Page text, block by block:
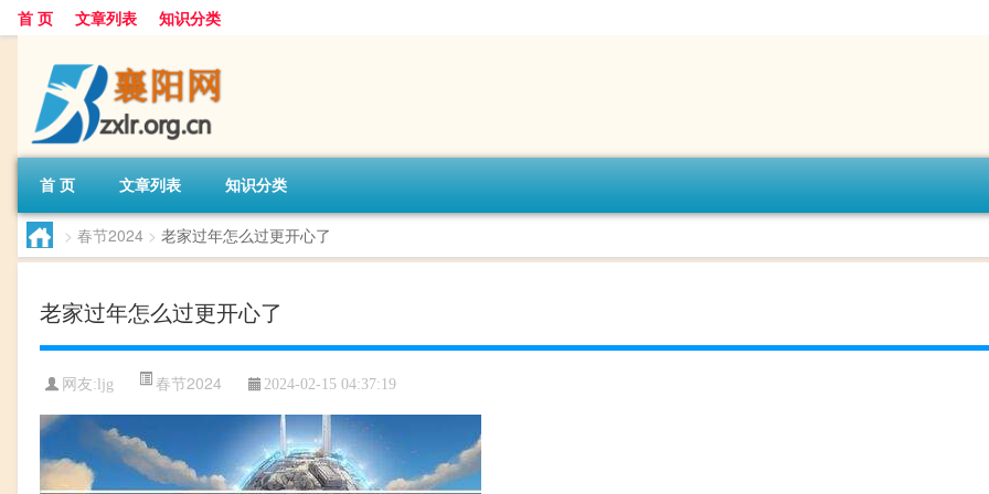
首 页 文章列表 知识分类
首 页 文章列表 知识分类
> 春节2024 > 老家过年怎么过更开心了
老家过年怎么过更开心了
网友: ljg 春节2024 2024-02-15 04:37:19